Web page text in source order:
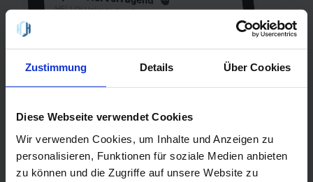
Zustimmung Details Über Cookies
Diese Webseite verwendet Cookies
Wir verwenden Cookies, um Inhalte und Anzeigen zu
personalisieren, Funktionen für soziale Medien anbieten
zu können und die Zugriffe auf unsere Website zu
HELLO! Unlimited on Demand Flex - 08/2026
Unlimited Internet
Allnet-Flat
EU-Flat
Laufzeit
1 Monat
einmalig
Telefónica
5G